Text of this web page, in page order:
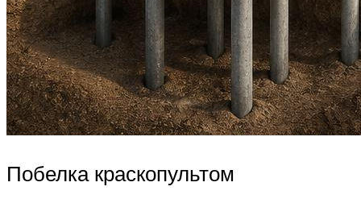
Побелка краскопультом